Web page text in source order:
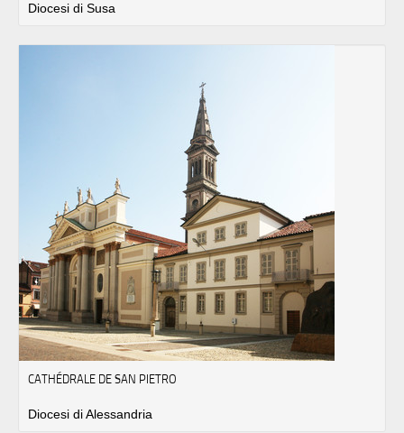
Diocesi di Susa
CATHÉDRALE DE SAN PIETRO
Diocesi di Alessandria